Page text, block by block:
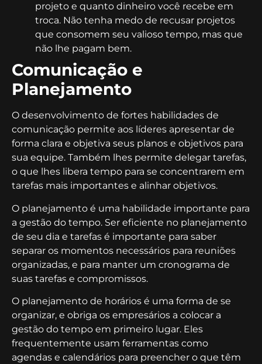
projeto e quanto dinheiro você recebe em
troca. Não tenha medo de recusar projetos
que consomem seu valioso tempo, mas que
não lhe pagam bem.
Comunicação e
Planejamento
O desenvolvimento de fortes habilidades de
comunicação permite aos líderes apresentar de
forma clara e objetiva seus planos e objetivos para
sua equipe. Também lhes permite delegar tarefas,
o que lhes libera tempo para se concentrarem em
tarefas mais importantes e alinhar objetivos.
O planejamento é uma habilidade importante para
a gestão do tempo. Ser eficiente no planejamento
de seu dia e tarefas é importante para saber
separar os momentos necessários para reuniões
organizadas, e para manter um cronograma de
suas tarefas e compromissos.
O planejamento de horários é uma forma de se
organizar, e obriga os empresários a colocar a
gestão do tempo em primeiro lugar. Eles
frequentemente usam ferramentas como
agendas e calendários para preencher o que têm